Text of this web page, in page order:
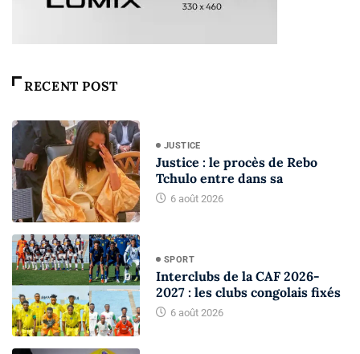
RECENT POST
JUSTICE
Justice : le procès de Rebo
Tchulo entre dans sa
6 août 2026
SPORT
Interclubs de la CAF 2026-
2027 : les clubs congolais fixés
6 août 2026